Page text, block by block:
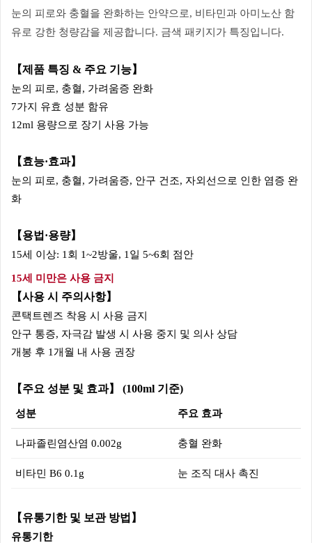
눈의 피로와 충혈을 완화하는 안약으로, 비타민과 아미노산 함
유로 강한 청량감을 제공합니다. 금색 패키지가 특징입니다.
【제품 특징 & 주요 기능】
눈의 피로, 충혈, 가려움증 완화
7가지 유효 성분 함유
12ml 용량으로 장기 사용 가능
【효능·효과】
눈의 피로, 충혈, 가려움증, 안구 건조, 자외선으로 인한 염증 완
화
【용법·용량】
15세 이상: 1회 1~2방울, 1일 5~6회 점안
15세 미만은 사용 금지
【사용 시 주의사항】
콘택트렌즈 착용 시 사용 금지
안구 통증, 자극감 발생 시 사용 중지 및 의사 상담
개봉 후 1개월 내 사용 권장
【주요 성분 및 효과】 (100ml 기준)
성분 주요 효과
나파졸린염산염 0.002g 충혈 완화
비타민 B6 0.1g 눈 조직 대사 촉진
【유통기한 및 보관 방법】
유통기한